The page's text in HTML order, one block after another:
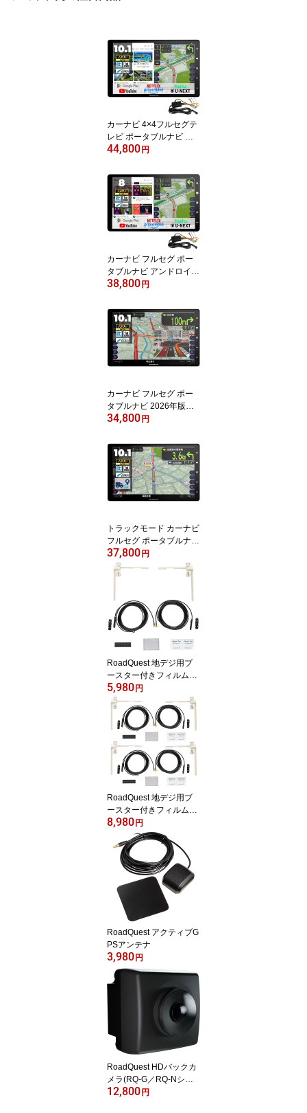
カーナビ 4×4フルセグテ
レビ ポータブルナビ ア
ンドロイドナビ ネット動
ートフォン接続 10.1イン
チ IPSワイドHD液晶 202
6年版ゼンリン地図 12V-
24V バックカメラ接続 Bl
uetooth出力 RoadQuest
44,800円
カーナビ フルセグ ポー
タブルナビ アンドロイド
ナビ ネット動画 タブレ
リン地図 8インチ IPSワ
イドHD液晶 12V-24V バ
ックカメラ接続 Bluetoot
h出力 RoadQuest RQ-G
38,800円
カーナビ フルセグ ポー
タブルナビ 2026年版ゼ
ンリン地図 10.1インチ I
V バックカメラ接続 Blue
tooth出力 RoadQuest R
Q-N10
34,800円
トラックモード カーナビ
フルセグ ポータブルナビ
2026年版ゼンリン地図 1
0.1インチ IPSワイドHD
液晶 12V-24V バックカ
RoadQuest RQ-N10T
37,800円
RoadQuest 地デジ用ブ
ースター付きフィルムア
ンテナ 2本セット(左右ペ
ア×1)
5,980円
RoadQuest 地デジ用ブ
ースター付きフィルムア
ンテナ 4本セット(左右ペ
8,980円
RoadQuest アクティブG
PSアンテナ
3,980円
RoadQuest HDバックカ
メラ(RQ-G／RQ-Nシリ
ーズ専用)
12,800円